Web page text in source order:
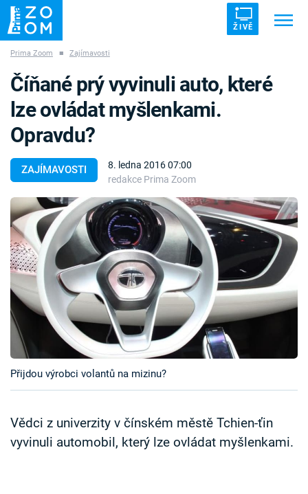
ŽIVĚ
ZÁHADY VETŘELCI DÁVNOVĚKU
Témata
Témata
Pořady
TV Program
Časopis
Sledujte prima+
Sledujte nás
Prima Zoom ■ Zajímavosti
ZAJÍMAVOSTI
8. ledna 2016 07:00
redakce Prima Zoom
Číňané prý vyvinuli auto, které
lze ovládat myšlenkami.
Opravdu?
Přijdou výrobci volantů na mizinu?
Vědci z univerzity v čínském městě Tchien-ťin
vyvinuli automobil, který lze ovládat myšlenkami.